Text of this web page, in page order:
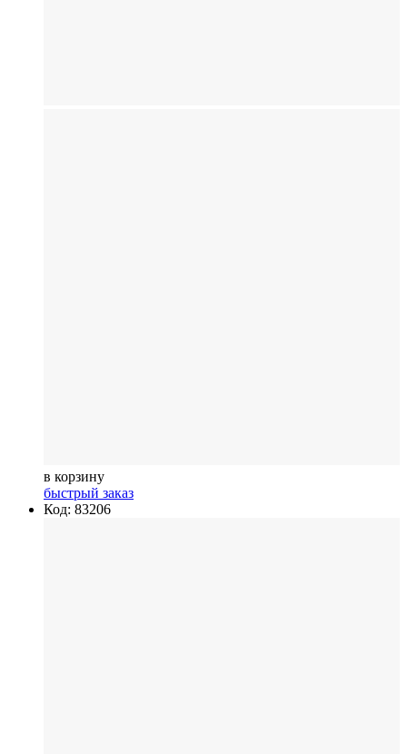
в корзину
быстрый заказ
Код: 83206